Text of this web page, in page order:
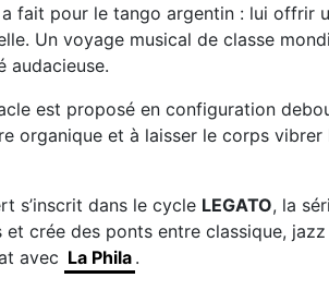
fait pour le tango argentin : lui offrir
Un voyage musical de classe
audacieuse.
est proposé en configuration
organique et à laisser le corps
s’inscrit dans le cycle LEGATO, la
et crée des ponts entre classique,
avec La Phila .